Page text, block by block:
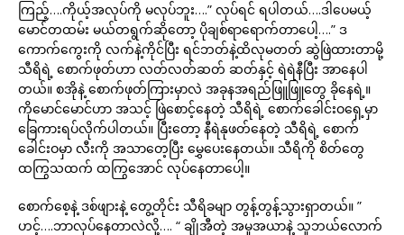
ကြည့်….ကိုယ့်အလုပ်ကို မလုပ်ဘူး….” လုပ်ရင် ရပါတယ်….ဒါပေမယ့်
မောင်တထမ်း မယ်တရွက်ဆိုတော့ ပိုချစ်ရာရောက်တာပေါ့….” ဒ
ကောက်ကွေးကို လက်နဲ့ကိုင်ပြီး ရင်ဘတ်နဲ့ထိလုမတတ် ဆွဲဖြဲထားတာမို့
သီရိရဲ့ စောက်ဖုတ်ဟာ လတ်လတ်ဆတ် ဆတ်နှင့် ရဲရဲနီပြီး အာနေပါ
တယ်။ စအိုနဲ့ စောက်ဖုတ်ကြားမှာလဲ အခုနအရည်ဖြူဖြူတွေ ခိုနေရဲ့။
ကိုမောင်မောင်ဟာ အသင့် ဖြဲစောင့်နေတဲ့ သီရိရဲ့ စောက်ခေါင်းဝရှေ့မှာ
ခြေကားရပ်လိုက်ပါတယ်။ ပြီးတော့ နီရဲနုဖတ်နေတဲ့ သီရိရဲ့ စောက်
ခေါင်းဝမှာ လီးကို အသာတေ့ပြီး မွှေပေးနေတယ်။ သီရိကို စိတ်တွေ
ထကြွသထက် ထကြွအောင် လုပ်နေတာပေါ့။
စောက်စေ့နဲ့ ဒစ်ဖျားနဲ့ တွေ့တိုင်း သီရိခမျာ တွန့်တွန့်သွားရှာတယ်။ ”
ဟင့်….ဘာလုပ်နေတာလဲလို့…. “ ချိုအီတဲ့ အမူအယာနဲ့ သူဘယ်လောက်